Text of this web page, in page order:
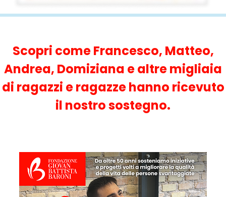
Scopri come Francesco, Matteo,
Andrea, Domiziana e altre migliaia
di ragazzi e ragazze hanno ricevuto
il nostro sostegno.